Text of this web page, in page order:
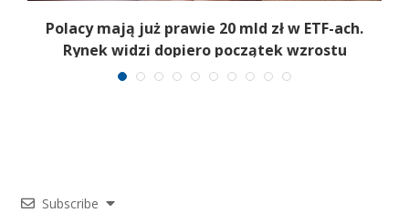
Polacy mają już prawie 20 mld zł w ETF-ach.
Rynek widzi dopiero początek wzrostu
Subscribe